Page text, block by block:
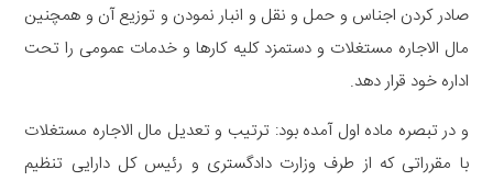
صادر کردن اجناس و حمل و نقل و انبار نمودن و توزیع آن و همچنین
مال الاجاره مستغلات و دستمزد کلیه کارها و خدمات عمومی را تحت
اداره خود قرار دهد.
و در تبصره ماده اول آمده بود: ترتیب و تعدیل مال الاجاره مستغلات
با مقرراتی که از طرف وزارت دادگستری و رئیس کل دارایی تنظیم